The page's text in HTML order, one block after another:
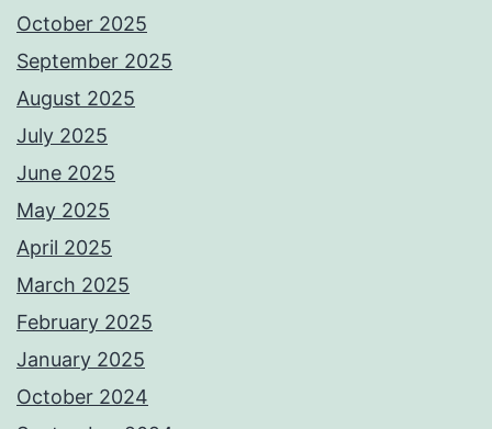
October 2025
September 2025
August 2025
July 2025
June 2025
May 2025
April 2025
March 2025
February 2025
January 2025
October 2024